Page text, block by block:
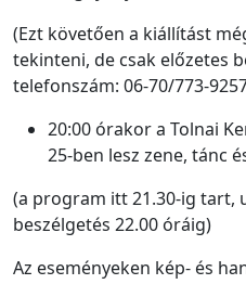
(Ezt követően a kiállítást
tekinteni, de csak előzetes
telefonszám: 06-70/773-
20:00 órakor a Tolnai
25-ben lesz zene, tánc
(a program itt 21.30-ig tart,
beszélgetés 22.00 óráig)
Az eseményeken kép- és